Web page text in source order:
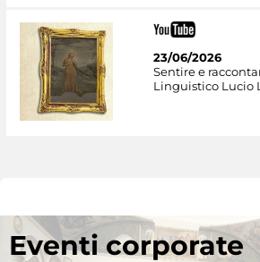
23/06/2026
Sentire e
Linguistico Lucio
Eventi corporate